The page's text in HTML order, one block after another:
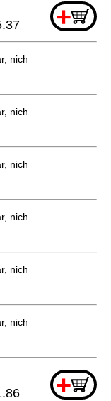
+
nicht bestellbar
nicht bestellbar
nicht bestellbar
nicht bestellbar
nicht bestellbar
nicht bestellbar
+